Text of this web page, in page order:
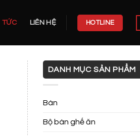
TỨC LIÊN HỆ HOTLINE
DANH MỤC SẢN PHẨM
Bàn
Bộ bàn ghế ăn